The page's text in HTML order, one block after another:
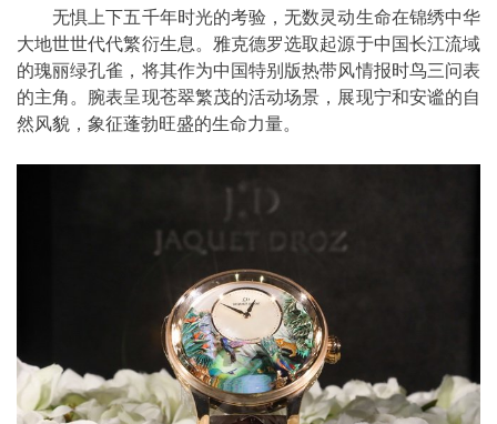
无惧上下五千年时光的考验，无数灵动生命在锦绣中华
大地世世代代繁衍生息。雅克德罗选取起源于中国长江流域
的瑰丽绿孔雀，将其作为中国特别版热带风情报时鸟三问表
的主角。腕表呈现苍翠繁茂的活动场景，展现宁和安谧的自
然风貌，象征蓬勃旺盛的生命力量。